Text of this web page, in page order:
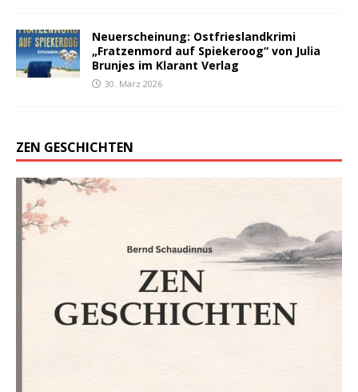
Neuerscheinung: Ostfrieslandkrimi
„Fratzenmord auf Spiekeroog“ von Julia
Brunjes im Klarant Verlag
30. März 2026
ZEN GESCHICHTEN